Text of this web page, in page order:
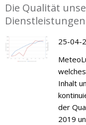
Die Qualität
Dienstleistungen
25-04-
Inhalt
der
2019